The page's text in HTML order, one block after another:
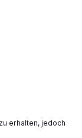
erhalten, jedoch